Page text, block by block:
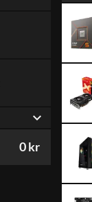
expand_more
0 kr